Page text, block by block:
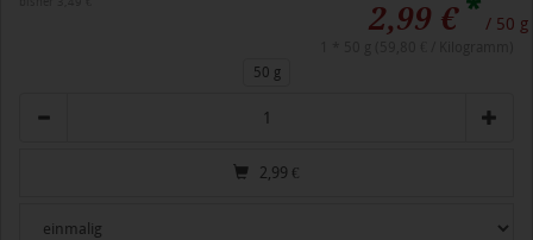
2,99 €* / 50 g
50 g
2,99 €